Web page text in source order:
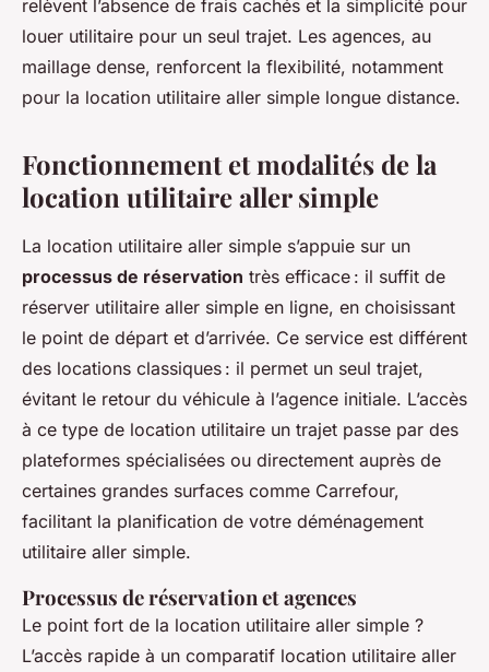
relèvent l’absence de frais cachés et la simplicité pour
louer utilitaire pour un seul trajet. Les agences, au
maillage dense, renforcent la flexibilité, notamment
pour la location utilitaire aller simple longue distance.
Fonctionnement et modalités de la
location utilitaire aller simple
La location utilitaire aller simple s’appuie sur un
processus de réservation très efficace : il suffit de
réserver utilitaire aller simple en ligne, en choisissant
le point de départ et d’arrivée. Ce service est différent
des locations classiques : il permet un seul trajet,
évitant le retour du véhicule à l’agence initiale. L’accès
à ce type de location utilitaire un trajet passe par des
plateformes spécialisées ou directement auprès de
certaines grandes surfaces comme Carrefour,
facilitant la planification de votre déménagement
utilitaire aller simple.
Processus de réservation et agences
Le point fort de la location utilitaire aller simple ?
L’accès rapide à un comparatif location utilitaire aller